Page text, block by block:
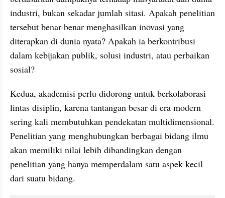
industri, bukan sekadar jumlah sitasi. Apakah penelitian
tersebut benar-benar menghasilkan inovasi yang
diterapkan di dunia nyata? Apakah ia berkontribusi
dalam kebijakan publik, solusi industri, atau perbaikan
sosial?
Kedua, akademisi perlu didorong untuk berkolaborasi
lintas disiplin, karena tantangan besar di era modern
sering kali membutuhkan pendekatan multidimensional.
Penelitian yang menghubungkan berbagai bidang ilmu
akan memiliki nilai lebih dibandingkan dengan
penelitian yang hanya memperdalam satu aspek kecil
dari suatu bidang.